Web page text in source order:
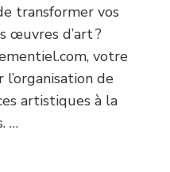
transformer vos
œuvres d’art ?
votre
de
artistiques à la
…